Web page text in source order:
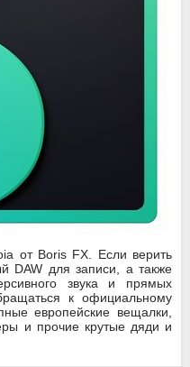
от Boris FX. Если верить
DAW для записи, а также
звука и прямых
к официальному
европейские вещалки,
и прочие крутые дяди и